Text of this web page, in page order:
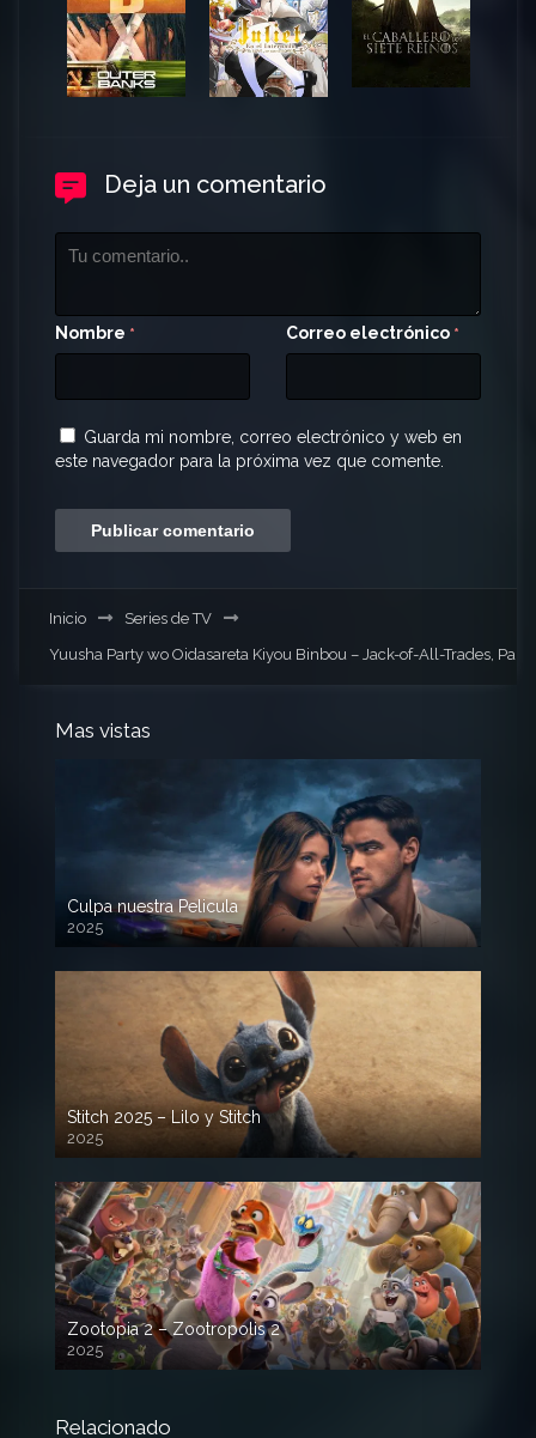
Deja un comentario
Nombre * Correo electrónico *
Guarda mi nombre, correo electrónico y web en
este navegador para la próxima vez que comente.
Inicio
Series de TV
Yuusha Party wo Oidasareta Kiyou Binbou – Jack-of-All-Trades,
Mas vistas
Culpa nuestra Pelicula
2025
720p HD
Stitch 2025 – Lilo y Stitch
2025
720p HD
Zootopia 2 – Zootropolis 2
2025
720p HD
Relacionado